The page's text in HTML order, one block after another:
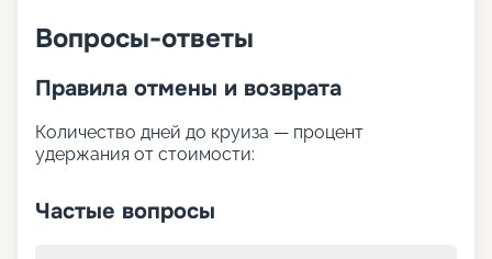
Вопросы-ответы
Правила отмены и возврата
Количество дней до круиза — процент
удержания от стоимости:
Частые вопросы